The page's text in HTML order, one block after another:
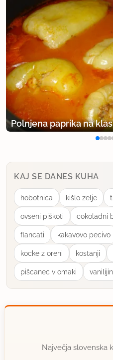
Polnjena paprika na
KAJ SE DANES KUHA
hobotnica kišlo zelje
ovseni piškoti cokoladni
flancati kakavovo pecivo
kocke z orehi kostanji
pišcanec v omaki
Največja slovenska